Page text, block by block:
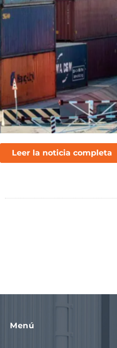
Leer la noticia completa
Menú